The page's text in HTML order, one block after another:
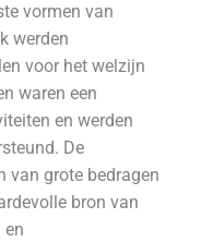
vormen van
werden
voor het welzijn
waren een
en werden
De
van grote bedragen
bron van
en